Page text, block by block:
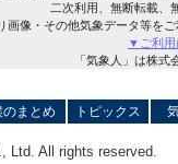
二次利用、無断転載、
画像・その他気象データ等を
▼ご利用
「気象人」は株
のまとめ トピックス
Ltd. All rights reserved.